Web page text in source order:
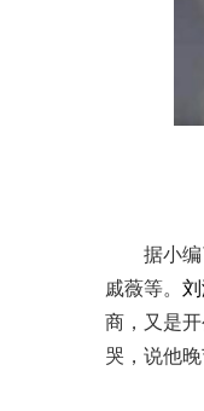
据小
戚薇等。
商，又是
哭，说他